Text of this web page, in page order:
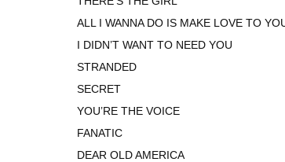
ALL I WANNA DO IS MAKE LOVE TO
I DIDN’T WANT TO NEED YOU
STRANDED
SECRET
YOU’RE THE VOICE
FANATIC
DEAR OLD AMERICA